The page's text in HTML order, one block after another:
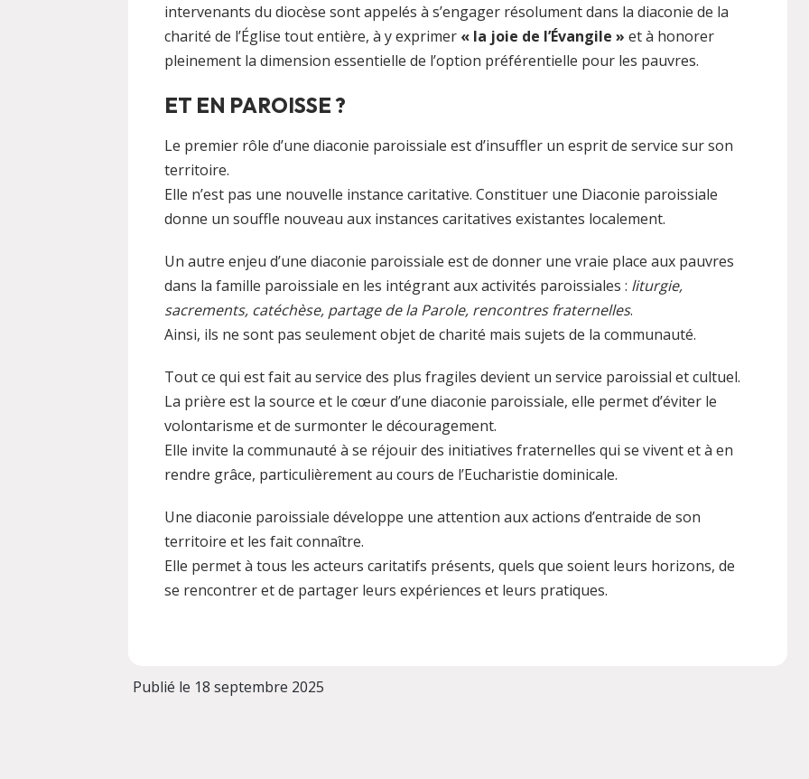
intervenants du diocèse sont appelés à s’engager résolument dans la diaconie de la
charité de l’Église tout entière, à y exprimer « la joie de l’Évangile » et à honorer
pleinement la dimension essentielle de l’option préférentielle pour les pauvres.
ET EN PAROISSE ?
Le premier rôle d’une diaconie paroissiale est d’insuffler un esprit de service sur son
territoire.
Elle n’est pas une nouvelle instance caritative. Constituer une Diaconie paroissiale
donne un souffle nouveau aux instances caritatives existantes localement.
Un autre enjeu d’une diaconie paroissiale est de donner une vraie place aux pauvres
dans la famille paroissiale en les intégrant aux activités paroissiales : liturgie,
sacrements, catéchèse, partage de la Parole, rencontres fraternelles.
Ainsi, ils ne sont pas seulement objet de charité mais sujets de la communauté.
Tout ce qui est fait au service des plus fragiles devient un service paroissial et cultuel.
La prière est la source et le cœur d’une diaconie paroissiale, elle permet d’éviter le
volontarisme et de surmonter le découragement.
Elle invite la communauté à se réjouir des initiatives fraternelles qui se vivent et à en
rendre grâce, particulièrement au cours de l’Eucharistie dominicale.
Une diaconie paroissiale développe une attention aux actions d’entraide de son
territoire et les fait connaître.
Elle permet à tous les acteurs caritatifs présents, quels que soient leurs horizons, de
se rencontrer et de partager leurs expériences et leurs pratiques.
Publié le 18 septembre 2025